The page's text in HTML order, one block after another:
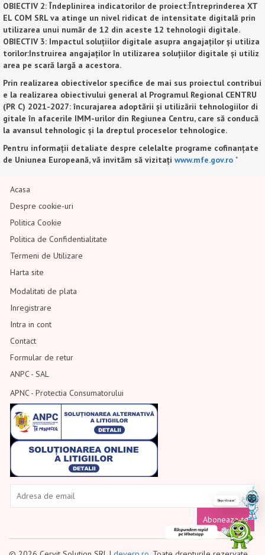
OBIECTIV 2: Îndeplinirea indicatorilor de proiect:Întreprinderea XT
EL COM SRL va atinge un nivel ridicat de intensitate digitală prin
utilizarea unui număr de 12 din aceste 12 tehnologii digitale.
OBIECTIV 3: Impactul soluțiilor digitale asupra angajaților și utiliza
torilor:Instruirea angajaților în utilizarea soluțiilor digitale și utiliz
area pe scară largă a acestora.
Prin realizarea obiectivelor specifice de mai sus proiectul contribui
e la realizarea obiectivului general al Programul Regional CENTRU
(PR C) 2021-2027: încurajarea adoptării și utilizării tehnologiilor di
gitale în afacerile IMM-urilor din Regiunea Centru, care să conducă
la avansul tehnologic și la dreptul proceselor tehnologice.
Pentru informații detaliate despre celelalte programe cofinanțate
de Uniunea Europeană, vă invităm să vizitați www.mfe.gov.ro "
Acasa
Despre cookie-uri
Politica Cookie
Politica de Confidentialitate
Termeni de Utilizare
Harta site
Modalitati de plata
Inregistrare
Intra in cont
Contact
Formular de retur
ANPC - SAL
APNC - Protectia Consumatorului
Aboneaza-te